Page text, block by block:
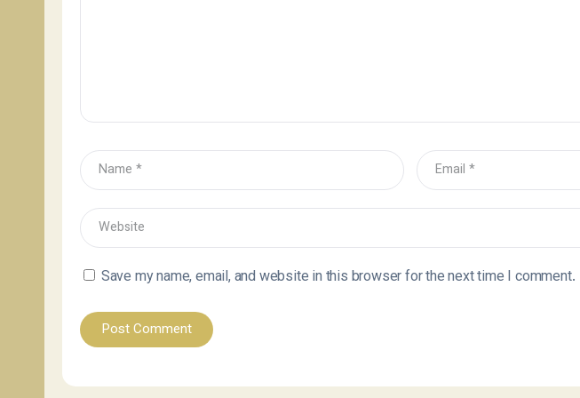
Save my name, email, and website in this browser for the next time I comment.